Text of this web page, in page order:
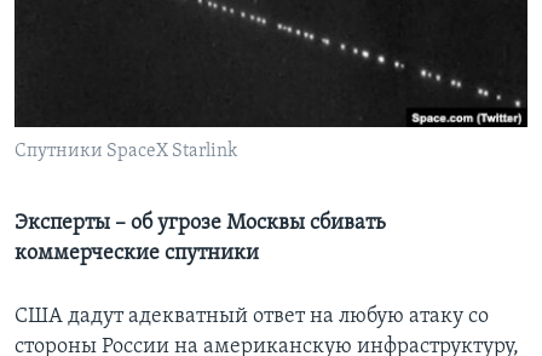
Языки
Спутники SpaceX Starlink
Эксперты – об угрозе Москвы сбивать
коммерческие спутники
США дадут адекватный ответ на любую атаку со
стороны России на американскую инфраструктуру,